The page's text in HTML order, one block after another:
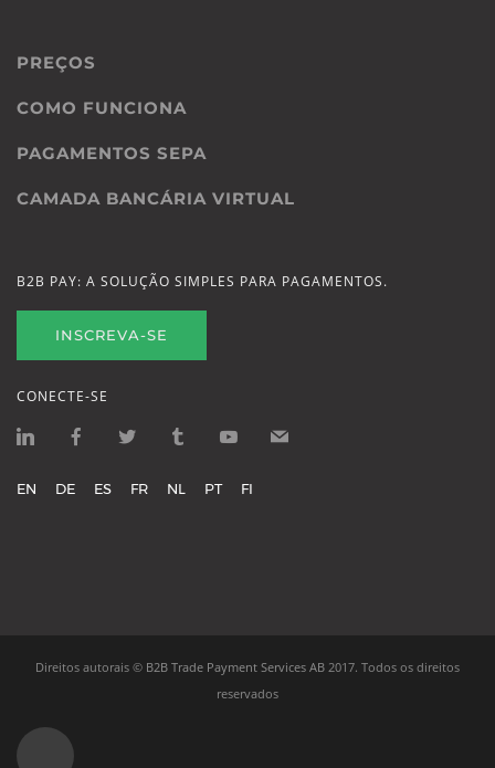
PREÇOS
COMO FUNCIONA
PAGAMENTOS SEPA
CAMADA BANCÁRIA VIRTUAL
B2B PAY: A SOLUÇÃO SIMPLES PARA PAGAMENTOS.
INSCREVA-SE
CONECTE-SE
EN DE ES FR NL PT FI
Direitos autorais © B2B Trade Payment Services AB 2017. Todos os direitos
reservados